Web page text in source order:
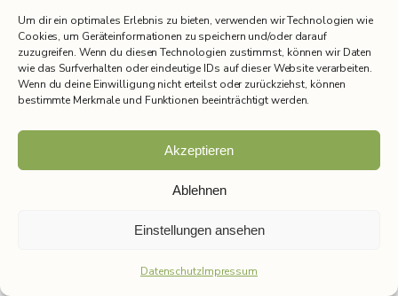
Um dir ein optimales Erlebnis zu bieten, verwenden wir Technologien wie
Cookies, um Geräteinformationen zu speichern und/oder darauf
zuzugreifen. Wenn du diesen Technologien zustimmst, können wir Daten
wie das Surfverhalten oder eindeutige IDs auf dieser Website verarbeiten.
Wenn du deine Einwilligung nicht erteilst oder zurückziehst, können
bestimmte Merkmale und Funktionen beeinträchtigt werden.
Akzeptieren
Ablehnen
Einstellungen ansehen
DatenschutzImpressum